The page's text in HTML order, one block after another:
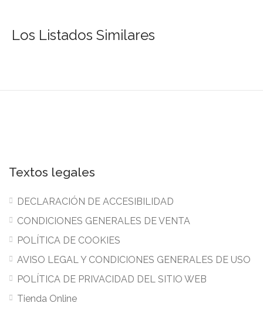
Los Listados Similares
Textos legales
DECLARACIÓN DE ACCESIBILIDAD
CONDICIONES GENERALES DE VENTA
POLÍTICA DE COOKIES
AVISO LEGAL Y CONDICIONES GENERALES DE USO
POLÍTICA DE PRIVACIDAD DEL SITIO WEB
Tienda Online